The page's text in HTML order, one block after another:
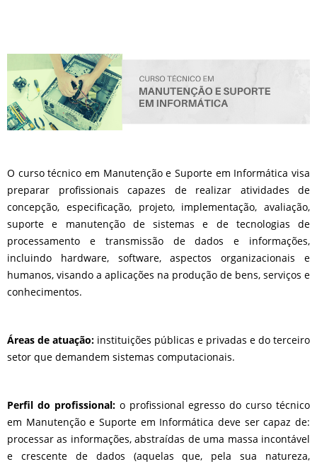
O curso técnico em Manutenção e Suporte em Informática visa
preparar profissionais capazes de realizar atividades de
concepção, especificação, projeto, implementação, avaliação,
suporte e manutenção de sistemas e de tecnologias de
processamento e transmissão de dados e informações,
incluindo hardware, software, aspectos organizacionais e
humanos, visando a aplicações na produção de bens, serviços e
conhecimentos.
Áreas de atuação: instituições públicas e privadas e do terceiro
setor que demandem sistemas computacionais.
Perfil do profissional:o profissional egresso do curso técnico
em Manutenção e Suporte em Informática deve ser capaz de:
processar as informações, abstraídas de uma massa incontável
e crescente de dados (aquelas que, pela sua natureza,